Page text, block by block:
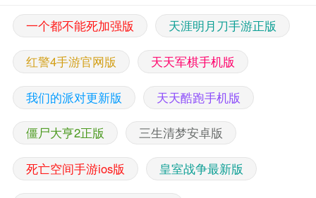
一个都不能死加强版 天涯明月刀手游正版
红警4手游官网版 天天军棋手机版
我们的派对更新版 天天酷跑手机版
僵尸大亨2正版 三生清梦安卓版
死亡空间手游ios版 皇室战争最新版